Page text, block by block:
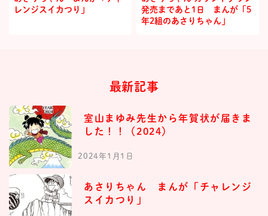
レンジスイカつり」
発売まであと1日 まんが「5
年2組のあさりちゃん」
最新記事
室山まゆみ先生から年賀状が届きま
した！！（2024）
2024年1月1日
あさりちゃん まんが「チャレンジ
スイカつり」